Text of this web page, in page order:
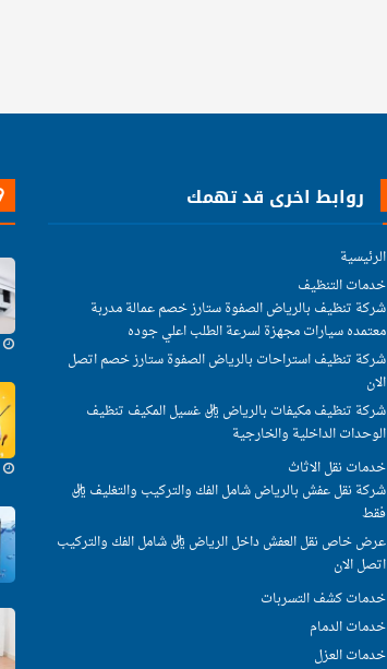
روابط اخرى قد تهمك
الرئيسية
خدمات التنظيف
شركة تنظيف بالرياض الصفوة ستارز خصم عمالة مدربة
معتمده سيارات مجهزة لسرعة الطلب اعلي جوده
شركة تنظيف استراحات بالرياض الصفوة ستارز خصم اتصل
الان
شركة تنظيف مكيفات بالرياض ريال غسيل المكيف تنظيف
الوحدات الداخلية والخارجية
خدمات نقل الاثاث
شركة نقل عفش بالرياض شامل الفك والتركيب والتغليف ريال
فقط
عرض خاص نقل العفش داخل الرياض ريال شامل الفك والتركيب
اتصل الان
خدمات كشف التسربات
خدمات الدمام
خدمات العزل